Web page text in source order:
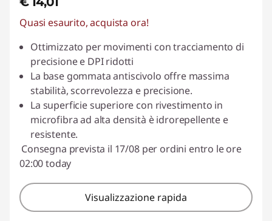
Quasi esaurito, acquista ora!
Ottimizzato per movimenti con tracciamento di
precisione e DPI ridotti
La base gommata antiscivolo offre massima
stabilità, scorrevolezza e precisione.
La superficie superiore con rivestimento in
microfibra ad alta densità è idrorepellente e
resistente.
Consegna prevista il 17/08 per ordini entro le ore
02:00 today
Visualizzazione rapida